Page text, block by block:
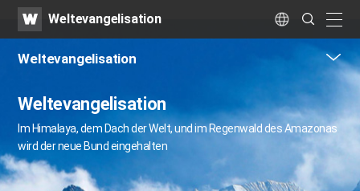
WATVWeltevangelisation Language
Search
Submit
Weltevangelisation
Weltevangelisation
Im Himalaya, dem Dach der Welt, und im Regenwald des Amazonas
wird der neue Bund eingehalten